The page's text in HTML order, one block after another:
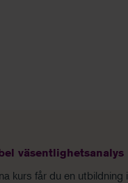
väsentlighetsanalys
kurs får du en utbildning i